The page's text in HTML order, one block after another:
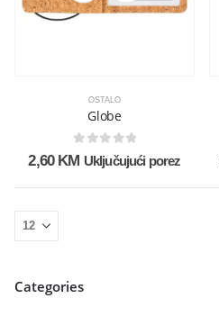
OSTALO
Globe
0out of 5
2,60 KM Uključujući porez
Categories